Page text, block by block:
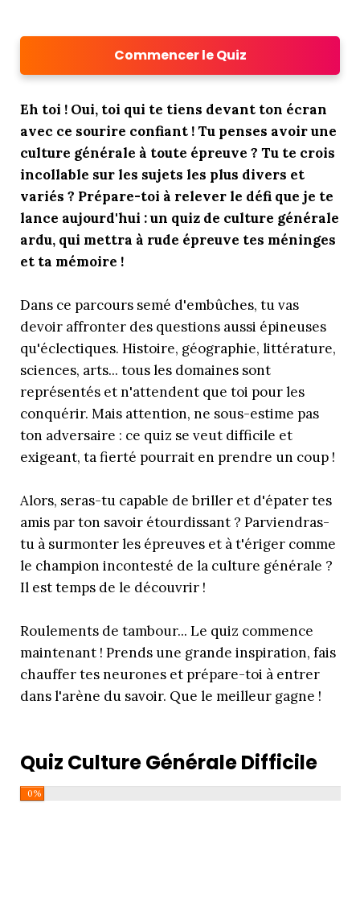
Commencer le Quiz
Eh toi ! Oui, toi qui te tiens devant ton écran
avec ce sourire confiant ! Tu penses avoir une
culture générale à toute épreuve ? Tu te crois
incollable sur les sujets les plus divers et
variés ? Prépare-toi à relever le défi que je te
lance aujourd'hui : un quiz de culture générale
ardu, qui mettra à rude épreuve tes méninges
et ta mémoire !
Dans ce parcours semé d'embûches, tu vas
devoir affronter des questions aussi épineuses
qu'éclectiques. Histoire, géographie, littérature,
sciences, arts... tous les domaines sont
représentés et n'attendent que toi pour les
conquérir. Mais attention, ne sous-estime pas
ton adversaire : ce quiz se veut difficile et
exigeant, ta fierté pourrait en prendre un coup !
Alors, seras-tu capable de briller et d'épater tes
amis par ton savoir étourdissant ? Parviendras-
tu à surmonter les épreuves et à t'ériger comme
le champion incontesté de la culture générale ?
Il est temps de le découvrir !
Roulements de tambour... Le quiz commence
maintenant ! Prends une grande inspiration, fais
chauffer tes neurones et prépare-toi à entrer
dans l'arène du savoir. Que le meilleur gagne !
Quiz Culture Générale Difficile
0%